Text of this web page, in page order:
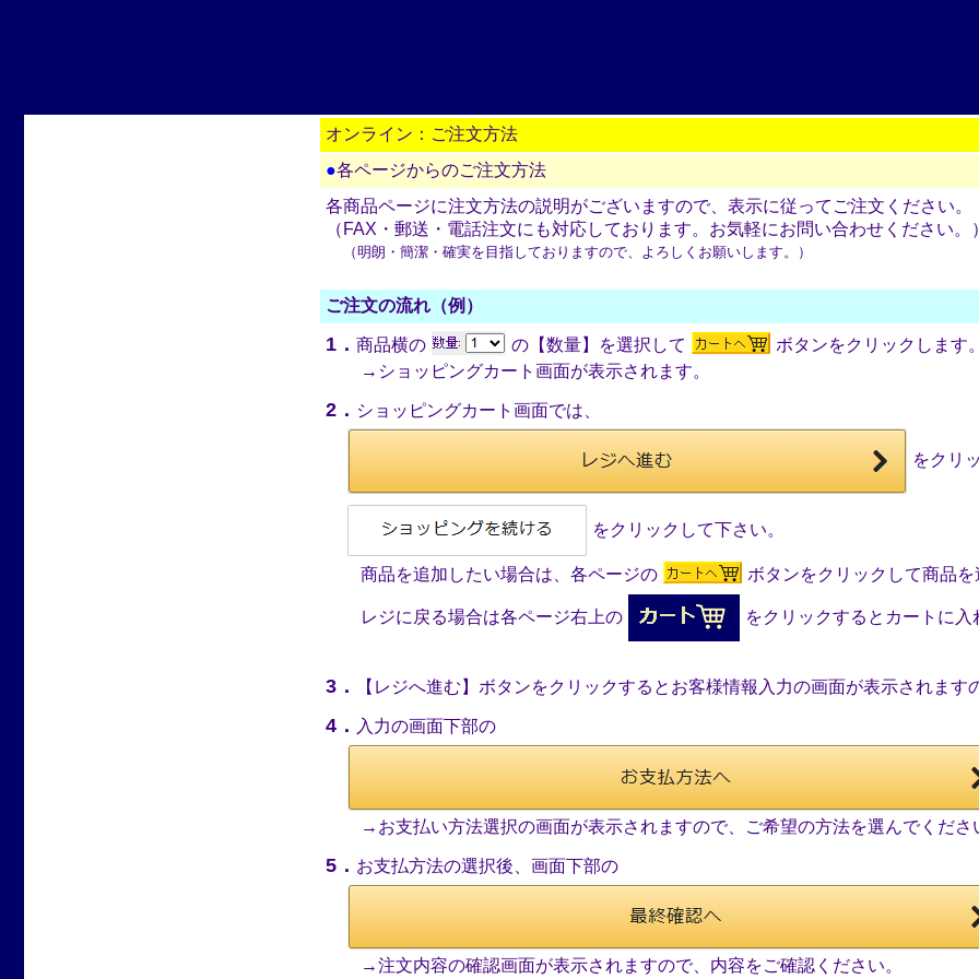
オンライン：ご注文方法
●各ページからのご注文方法
各商品ページに注文方法の説明がございますので、表示に従ってご注文ください。
（FAX・郵送・電話注文にも対応しております。お気軽にお問い合わせください。
（明朗・簡潔・確実を目指しておりますので、よろしくお願いします。）
ご注文の流れ（例）
1． 商品横の の【数量】を選択して
ボタンをクリックします
→ショッピングカート画面が表示されます。
2． ショッピングカート画面では、
をクリ
をクリックして下さい。
商品を追加したい場合は、各ページの ボタンをクリックして商品
レジに戻る場合は各ページ右上の をクリックするとカートに入
3． 【レジへ進む】ボタンをクリックするとお客様情報入力の画面が表示されます
4． 入力の画面下部の
→お支払い方法選択の画面が表示されますので、ご希望の方法を選んでくださ
5． お支払方法の選択後、画面下部の
→注文内容の確認画面が表示されますので、内容をご確認ください。